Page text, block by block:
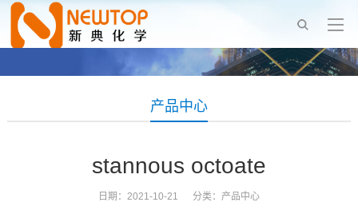
产品中心
stannous octoate
日期：2021-10-21 分类： 产品中心